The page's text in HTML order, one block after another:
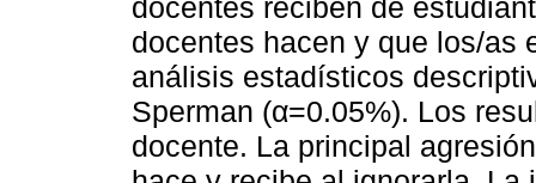
docentes reciben de
docentes hacen y que los/as
análisis estadísticos
Sperman (α=0.05%). Los
docente. La principal